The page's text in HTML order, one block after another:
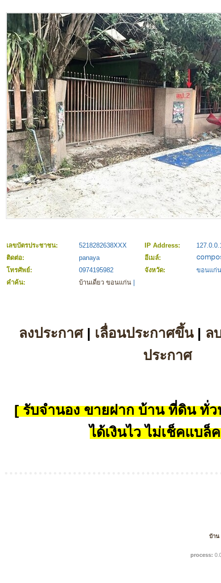
เลขบัตรประชาชน: 5218282638XXX IP Address:
ติดต่อ:
panaya
อีเมล์:
โทรศัพย์:
0974195982 จังหวัด:
ขอนแก่น
คำค้น:
บ้านเดี่ยว ขอนแก่น
ลงประกาศ| เลื่อนประกาศขึ้น| ล
ประกาศ
[ รับจำนอง ขายฝาก บ้าน ที่ดิน ทั่ว
ได้เงินไว ไม่เช็คแบล็
บ้าน
process: